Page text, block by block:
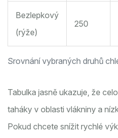
Srovnání vybraných druhů
Bezlepkový
(rýže)
250
Tabulka jasně ukazuje, že
taháky v oblasti vlákniny a
Pokud chcete snížit rychlé